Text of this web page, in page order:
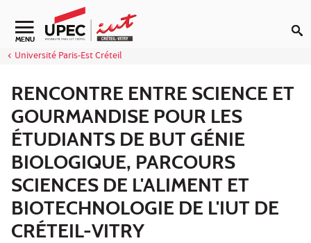
Aller au contenu
Navigation secondaire
MENU
Université Paris-Est Créteil
RENCONTRE ENTRE SCIENCE ET
GOURMANDISE POUR LES
ÉTUDIANTS DE BUT GÉNIE
BIOLOGIQUE, PARCOURS
SCIENCES DE L'ALIMENT ET
BIOTECHNOLOGIE DE L'IUT DE
CRÉTEIL-VITRY